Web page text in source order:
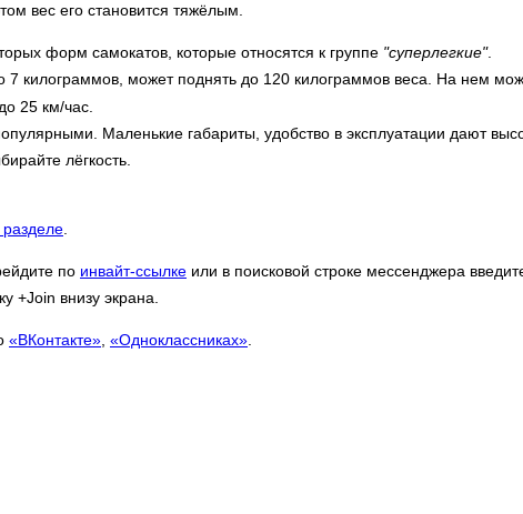
вес его становится тяжёлым.
форм самокатов, которые относятся к группе "суперлегкие".
7 килограммов, может поднять до 120 килограммов веса. На нем
25 км/час.
Маленькие габариты, удобство в эксплуатации дают
лёгкость.
по инвайт-ссылке или в поисковой строке мессенджера
внизу экрана.
«ВКонтакте» «Одноклассниках»